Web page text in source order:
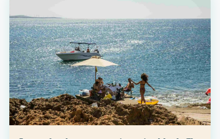
déjeuner : 120 DT…